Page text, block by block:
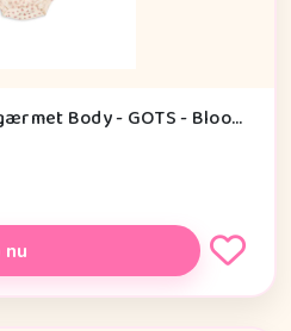
Konges Sløjd Basic Langærmet Body - GOTS - Bloomie
nu